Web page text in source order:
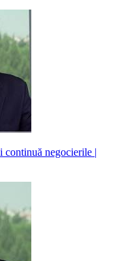
negocierile |